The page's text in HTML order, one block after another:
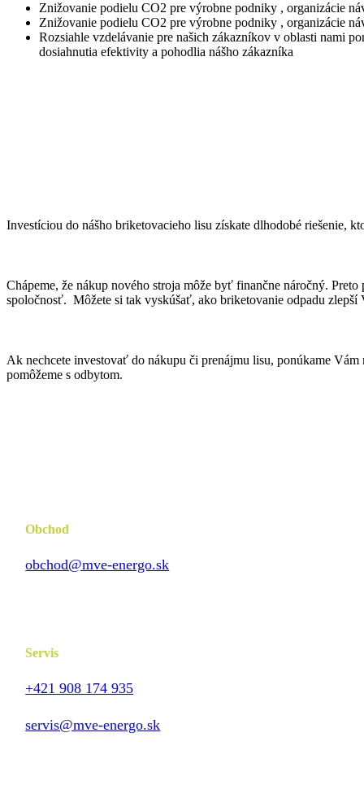
Znižovanie podielu CO2 pre výrobne podniky , organizácie
Znižovanie podielu CO2 pre výrobne podniky , organizácie
Rozsiahle vzdelávanie pre našich zákazníkov v oblasti nami
dosiahnutia efektivity a pohodlia nášho zákazníka
Investíciou do nášho briketovacieho lisu získate dlhodobé riešenie,
Chápeme, že nákup nového stroja môže byť finančne náročný.
spoločnosť. Môžete si tak vyskúšať, ako briketovanie odpadu
Ak nechcete investovať do nákupu či prenájmu lisu, ponúkame
pomôžeme s odbytom.
Obchod
obchod@mve-energo.sk
Servis
+421 908 174 935
servis@mve-energo.sk